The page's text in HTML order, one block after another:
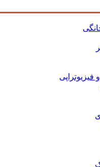
فیزیوتراپی